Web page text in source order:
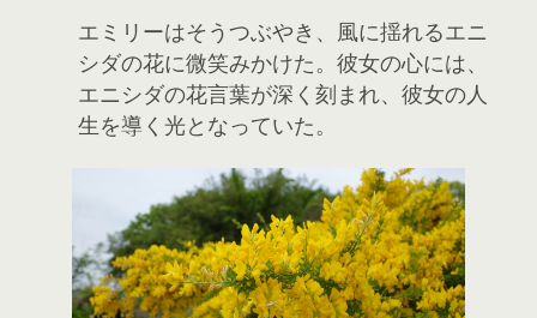
エミリーはそうつぶやき、風に揺れるエニ
シダの花に微笑みかけた。彼女の心には、
エニシダの花言葉が深く刻まれ、彼女の人
生を導く光となっていた。